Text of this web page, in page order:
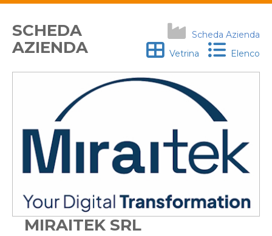
SCHEDA
AZIENDA
Scheda Azienda
Vetrina
Elenco
MIRAITEK SRL